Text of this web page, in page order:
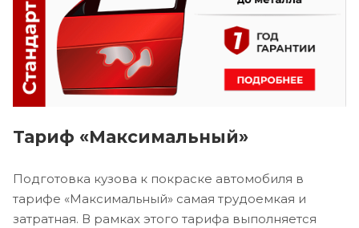
Тариф «Максимальный»
Подготовка кузова к покраске автомобиля в
тарифе «Максимальный» самая трудоемкая и
затратная. В рамках этого тарифа выполняется